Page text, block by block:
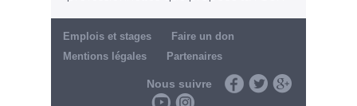
Emplois et stages
Faire un don
Mentions légales
Partenaires
Nous suivre